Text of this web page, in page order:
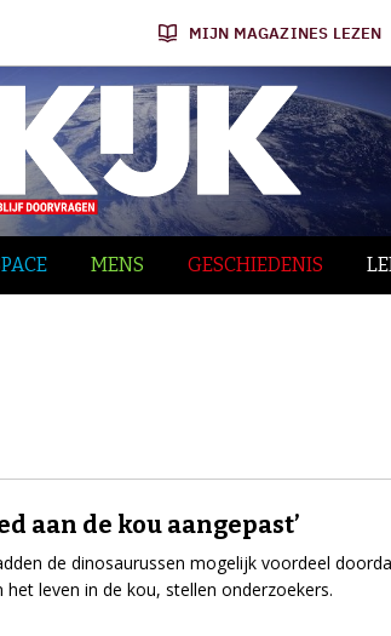
MIJN MAGAZINES LEZEN
MENS GESCHIEDENIS
aan de kou aangepast’
de dinosaurussen mogelijk voordeel
het leven in de kou, stellen onderzoekers.